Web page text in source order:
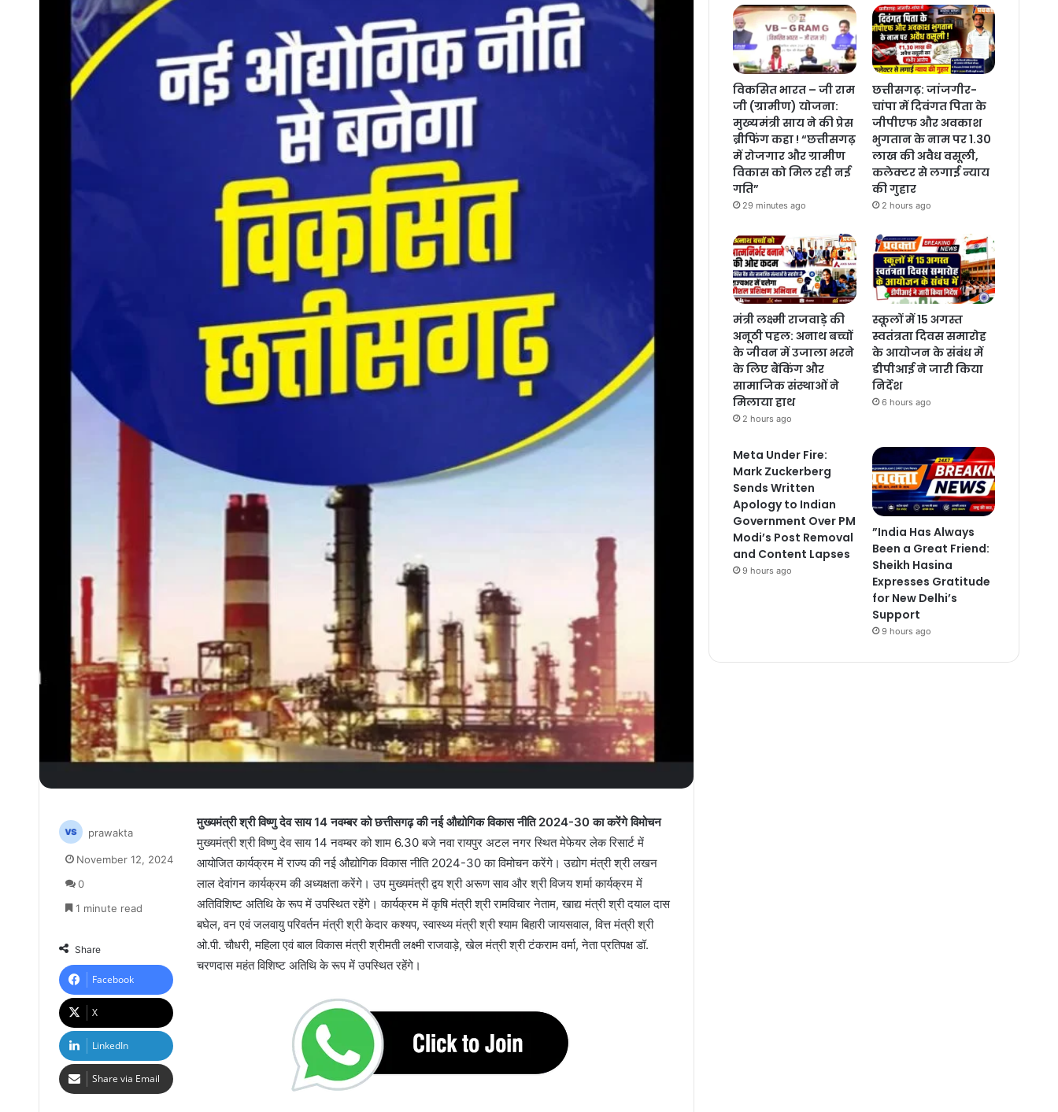
मुख्यमंत्री श्री विष्णु देव साय 14 नवम्बर को छत्तीसगढ़ की नई औद्योगिक विकास नीति 2024-30 का करेंगे विमोचन
मुख्यमंत्री श्री विष्णु देव साय 14 नवम्बर को शाम 6.30 बजे नवा रायपुर अटल नगर स्थित मेफेयर लेक रिसार्ट में
आयोजित कार्यक्रम में राज्य की नई औद्योगिक विकास नीति 2024-30 का विमोचन करेंगे। उद्योग मंत्री श्री लखन
लाल देवांगन कार्यक्रम की अध्यक्षता करेंगे। उप मुख्यमंत्री द्वय श्री अरूण साव और श्री विजय शर्मा कार्यक्रम में
अतिविशिष्ट अतिथि के रूप में उपस्थित रहेंगे। कार्यक्रम में कृषि मंत्री श्री रामविचार नेताम, खाद्य मंत्री श्री दयाल दास
बघेल, वन एवं जलवायु परिवर्तन मंत्री श्री केदार कश्यप, स्वास्थ्य मंत्री श्री श्याम बिहारी जायसवाल, वित्त मंत्री श्री
ओ.पी. चौधरी, महिला एवं बाल विकास मंत्री श्रीमती लक्ष्मी राजवाड़े, खेल मंत्री श्री टंकराम वर्मा, नेता प्रतिपक्ष डॉ.
चरणदास महंत विशिष्ट अतिथि के रूप में उपस्थित रहेंगे।
prawakta
November 12, 2024
0
1 minute read
Share
Facebook
X
LinkedIn
Share via Email
विकसित भारत – जी राम
जी (ग्रामीण) योजना:
मुख्यमंत्री साय ने की प्रेस
ब्रीफिंग कहा ! “छत्तीसगढ़
में रोजगार और ग्रामीण
विकास को मिल रही नई
गति”
29 minutes ago
छत्तीसगढ़: जांजगीर-
चांपा में दिवंगत पिता के
जीपीएफ और अवकाश
भुगतान के नाम पर 1.30
लाख की अवैध वसूली,
कलेक्टर से लगाई न्याय
की गुहार
2 hours ago
मंत्री लक्ष्मी राजवाड़े की
अनूठी पहल: अनाथ बच्चों
के जीवन में उजाला भरने
के लिए बैंकिंग और
सामाजिक संस्थाओं ने
मिलाया हाथ
2 hours ago
स्कूलों में 15 अगस्त
स्वतंत्रता दिवस समारोह
के आयोजन के संबंध में
डीपीआई ने जारी किया
निर्देश
6 hours ago
Meta Under Fire:
Mark Zuckerberg
Sends Written
Apology to Indian
Government Over PM
Modi’s Post Removal
and Content Lapses
9 hours ago
”India Has Always
Been a Great Friend:
Sheikh Hasina
Expresses Gratitude
for New Delhi’s
Support
9 hours ago